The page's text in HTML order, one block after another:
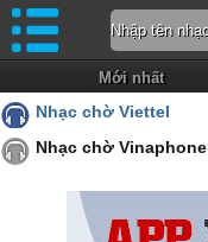
Mới nhất
Nhạc chờ Viettel
Nhạc chờ Vinaphone